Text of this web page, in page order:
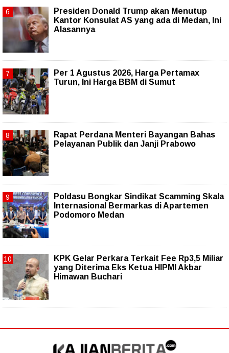
Presiden Donald Trump akan Menutup
Kantor Konsulat AS yang ada di Medan, Ini
Alasannya
Per 1 Agustus 2026, Harga Pertamax
Turun, Ini Harga BBM di Sumut
Rapat Perdana Menteri Bayangan Bahas
Pelayanan Publik dan Janji Prabowo
Poldasu Bongkar Sindikat Scamming Skala
Internasional Bermarkas di Apartemen
Podomoro Medan
KPK Gelar Perkara Terkait Fee Rp3,5 Miliar
yang Diterima Eks Ketua HIPMI Akbar
Himawan Buchari